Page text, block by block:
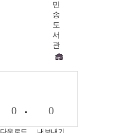
민
송
도
서
관
0 0